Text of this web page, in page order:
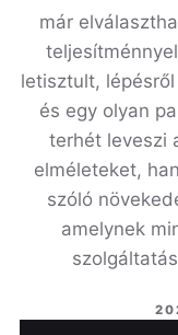
már
letisztult,
és egy olyan
terhét leveszi
elméleteket,
szóló
amelynek